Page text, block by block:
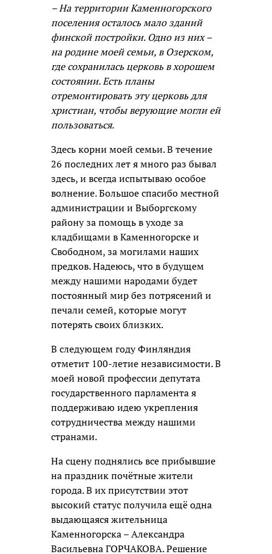
– На территории Каменногорского
поселения осталось мало зданий
финской постройки. Одно из них –
на родине моей семьи, в Озерском,
где сохранилась церковь в хорошем
состоянии. Есть планы
отремонтировать эту церковь для
христиан, чтобы верующие могли ей
пользоваться.
Здесь корни моей семьи. В течение
26 последних лет я много раз бывал
здесь, и всегда испытываю особое
волнение. Большое спасибо местной
администрации и Выборгскому
району за помощь в уходе за
кладбищами в Каменногорске и
Свободном, за могилами наших
предков. Надеюсь, что в будущем
между нашими народами будет
постоянный мир без потрясений и
печали семей, которые могут
потерять своих близких.
В следующем году Финляндия
отметит 100-летие независимости. В
моей новой профессии депутата
государственного парламента я
поддерживаю идею укрепления
сотрудничества между нашими
странами.
На сцену поднялись все прибывшие
на праздник почётные жители
города. В их присутствии этот
высокий статус получила ещё одна
выдающаяся жительница
Каменногорска – Александра
Васильевна ГОРЧАКОВА. Решение